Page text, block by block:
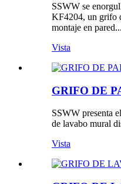
SSWW se
KF4204, un grifo
montaje en pared...
Vista
GRIFO DE
SSWW presenta
de lavabo mural
Vista